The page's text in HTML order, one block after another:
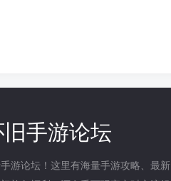
手游论坛
游论坛！这里有海量手游攻略、最新